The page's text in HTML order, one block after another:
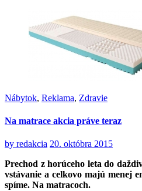
Nábytok, Reklama, Zdravie
Na matrace akcia práve teraz
by redakcia 20. októbra 2015
Prechod z horúceho leta do
vstávanie a celkovo majú menej
spíme. Na matracoch.